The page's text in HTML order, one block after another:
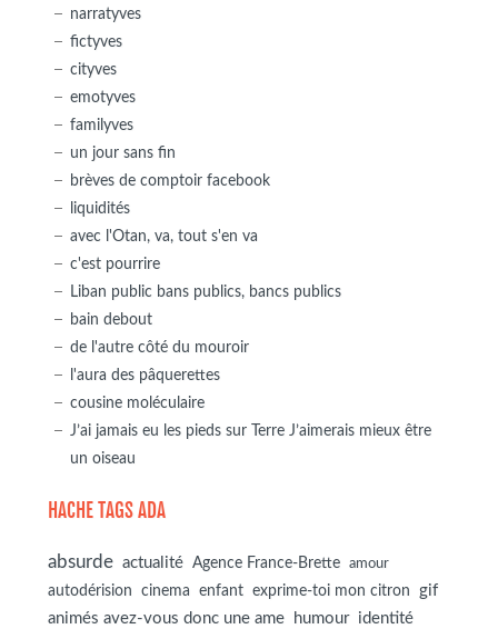
narratyves
fictyves
cityves
emotyves
familyves
un jour sans fin
brèves de comptoir facebook
liquidités
avec l'Otan, va, tout s'en va
c'est pourrire
Liban public bans publics, bancs publics
bain debout
de l'autre côté du mouroir
l'aura des pâquerettes
cousine moléculaire
J’ai jamais eu les pieds sur Terre J’aimerais mieux être
un oiseau
HACHE TAGS ADA
absurde actualité Agence France-Brette amour
autodérision cinema enfant exprime-toi mon citron
gif
animés avez-vous donc une ame
humour identité